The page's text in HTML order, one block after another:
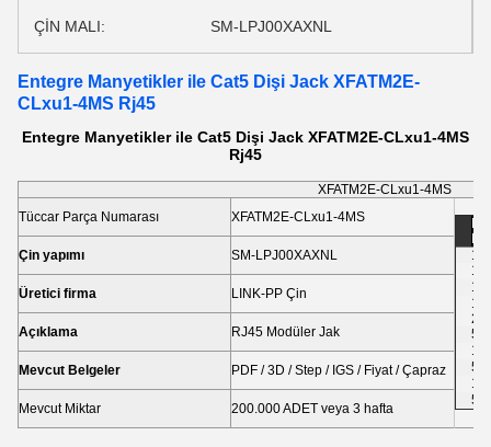
ÇİN MALI: SM-LPJ00XAXNL
Entegre Manyetikler ile Cat5 Dişi Jack XFATM2E-
CLxu1-4MS Rj45
Entegre Manyetikler ile Cat5 Dişi Jack XFATM2E-CLxu1-4MS
Rj45
XFATM2E-CLxu1-4MS
Tüccar Parça Numarası
XFATM2E-CLxu1-4MS
1-5
Çin yapımı SM-LPJ00XAXNL
Üretici firma LINK-PP Çin
Açıklama RJ45 Modüler Jak
Mevcut Belgeler PDF / 3D / Step / IGS / Fiyat / Çapraz
Mevcut Miktar 200.000 ADET veya 3 hafta